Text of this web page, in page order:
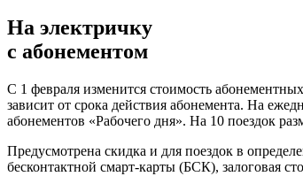
На электричку
с абонементом
С 1 февраля изменится стоимость
зависит от срока действия абонемента. На
абонементов «Рабочего дня». На 10 поездок
Предусмотрена скидка и для поездок в
бесконтактной смарт-карты (БСК), залоговая